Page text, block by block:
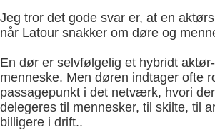
Jeg tror det gode svar er, at en
når Latour snakker om døre og
En dør er selvfølgelig et hybridt
menneske. Men døren indtager ofte
passagepunkt i det netværk, hvori
delegeres til mennesker, til skilte, til
billigere i drift..